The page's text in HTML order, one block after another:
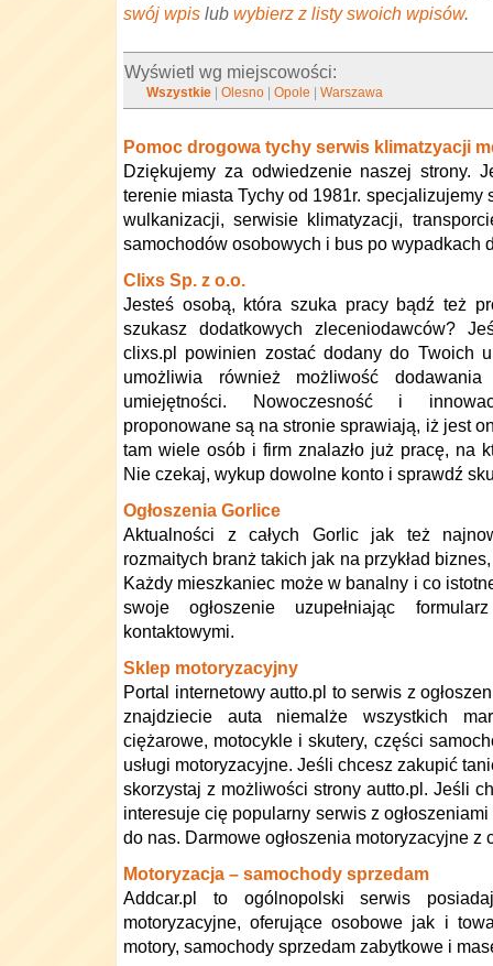
swój wpis lub wybierz z listy swoich wpisów.
Wyświetl wg miejscowości:
Wszystkie |Olesno |Opole |Warszawa
Pomoc drogowa tychy serwis klimatzyacji
Dziękujemy za odwiedzenie naszej strony.
terenie miasta Tychy od 1981r.
wulkanizacji, serwisie klimatyzacji,
samochodów osobowych i bus po wypadkach
Clixs Sp. z o.o.
Jesteś osobą, która szuka pracy bądź też
szukasz dodatkowych zleceniodawców?
clixs.pl powinien zostać dodany do Twoich
umożliwia również możliwość
umiejętności. Nowoczesność i
proponowane są na stronie sprawiają, iż jest
tam wiele osób i firm znalazło już pracę, na
Nie czekaj, wykup dowolne konto i sprawdź
Ogłoszenia Gorlice
Aktualności z całych Gorlic jak też
rozmaitych branż takich jak na przykład
Każdy mieszkaniec może w banalny i co
swoje ogłoszenie uzupełniając
kontaktowymi.
Sklep motoryzacyjny
Portal internetowy autto.pl to serwis z
znajdziecie auta niemalże wszystkich
ciężarowe, motocykle i skutery, części
usługi motoryzacyjne. Jeśli chcesz zakupić
skorzystaj z możliwości strony autto.pl. Jeśli
interesuje cię popularny serwis z
do nas. Darmowe ogłoszenia motoryzacyjne z
Motoryzacja – samochody sprzedam
Addcar.pl to ogólnopolski serwis
motoryzacyjne, oferujące osobowe jak i
motory, samochody sprzedam zabytkowe i